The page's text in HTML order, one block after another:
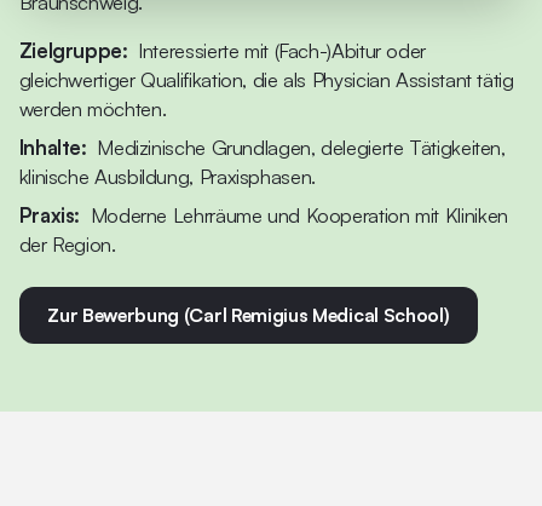
Zielgruppe: Interessierte mit (Fach-)Abitur oder
gleichwertiger Qualifikation, die als Physician Assistant tätig
werden möchten.
Inhalte: Medizinische Grundlagen, delegierte Tätigkeiten,
klinische Ausbildung, Praxisphasen.
Praxis: Moderne Lehrräume und Kooperation mit Kliniken
der Region.
Zur Bewerbung (Carl Remigius Medical School)